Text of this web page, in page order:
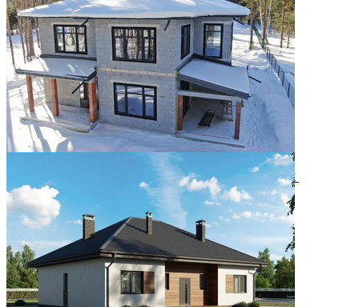
Двухэтажный дом 366м² в КП Заповедник
28.07.2026